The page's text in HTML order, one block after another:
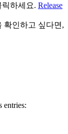
하세요. Release
확인하고 싶다면,
entries: